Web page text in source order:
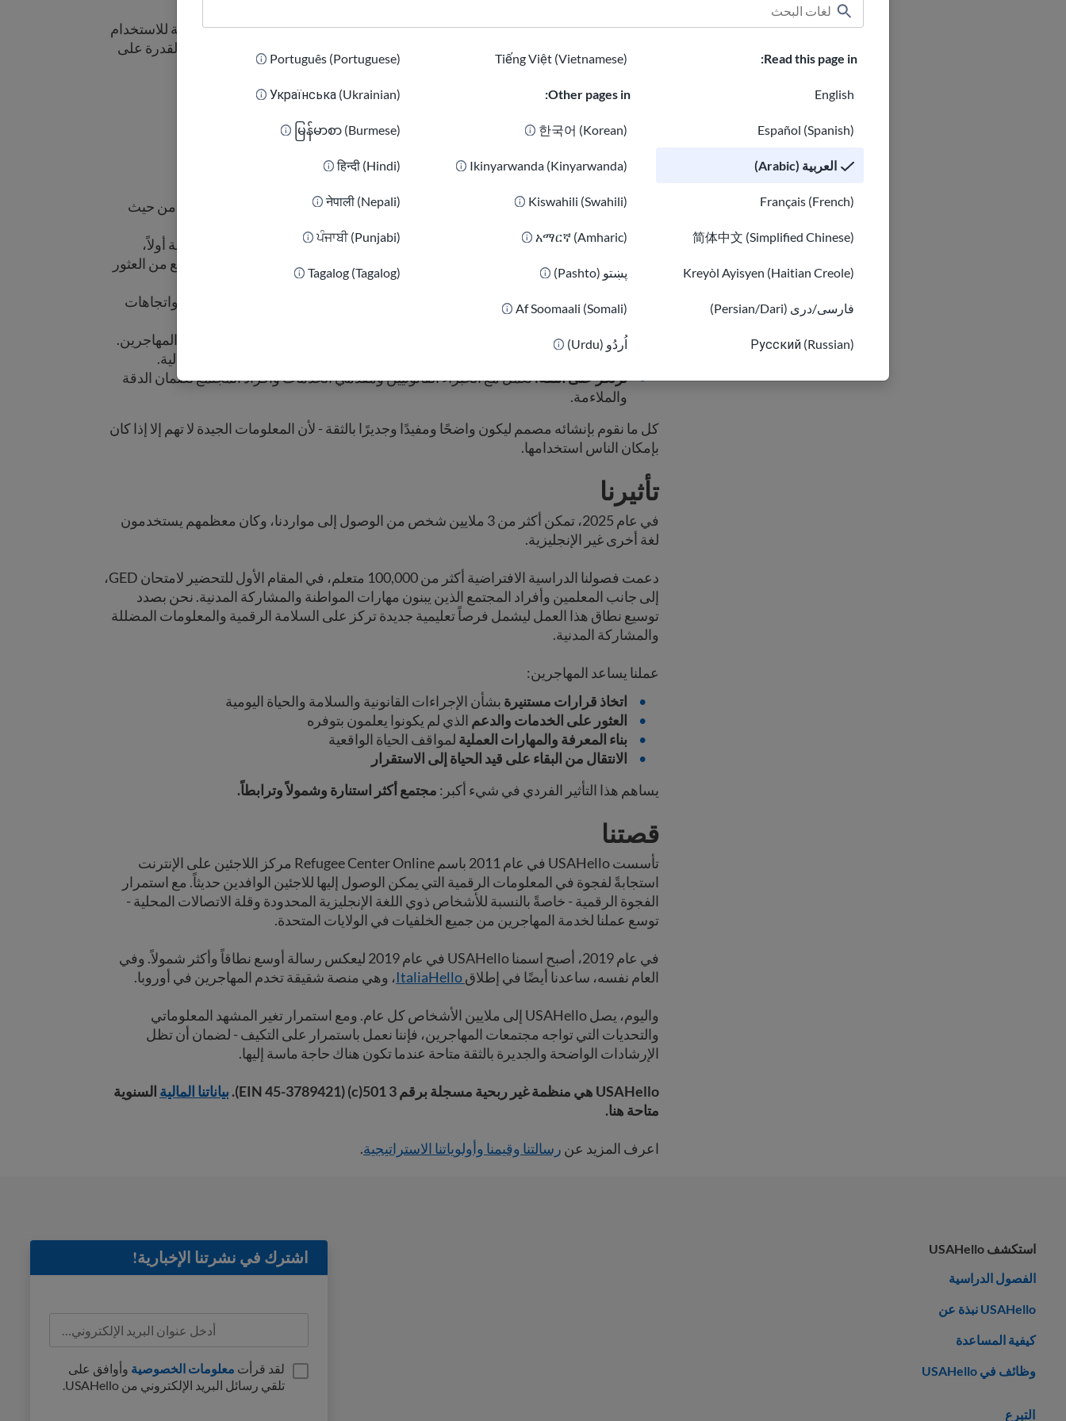
Read this page in:
English
Español (Spanish)
العربية (Arabic)
Français (French)
简体中文 (Simplified Chinese)
Kreyòl Ayisyen (Haitian Creole)
فارسی/دری (Persian/Dari)
Русский (Russian)
Tiếng Việt (Vietnamese)
Other pages in:
한국어 (Korean)
Ikinyarwanda (Kinyarwanda)
Kiswahili (Swahili)
አማርኛ (Amharic)
پښتو (Pashto)
Af Soomaali (Somali)
اُردُو (Urdu)
Português (Portuguese)
Українська (Ukrainian)
မြန်မာစာ (Burmese)
हिन्दी (Hindi)
नेपाली (Nepali)
ਪੰਜਾਬੀ (Punjabi)
Tagalog (Tagalog)
وُجد USAHello لسد هذه الفجوة من خلال توفير معلومات ليست دقيقة فحسب، بل قابلة للاستخدام
في مواقف العالم الحقيقي. هدفنا هو مساعدة الناس على الشعور بمزيد من الاستعداد والقدرة على
التعامل مع ما سيأتي بعد ذلك.
كيف نعمل
نقوم ببناء وصيانة نظام رقمي يوفر معلومات واضحة وقابلة للتنفيذ لملايين الأشخاص.
يسترشد عملنا بهذه المبادئ الأساسية:
رقمي أولاً وقابل للتطوير:
نستخدم التكنولوجيا للوصول إلى الملايين بكفاءة وفعالية من حيث
مصممة لإتاحة الوصول:
نحن نصمم موارد متعددة اللغات، ومتاحة للهواتف المحمولة أولاً،
وموارد بلغة واضحة، ومُحسّنة للاكتشاف على الانترنت، مما يضمن أن يتمكن الجميع من العثور
على المعلومات الحيوية وفهمها.
في الوقت المناسب وسريع الاستجابة:
نتكيف بسرعة مع التغييرات في السياسات واتجاهات
المعلومات الخاطئة.
التركيز على المستخدم:
نصمم مع مراعاة التجارب والأولويات الحقيقية لمجتمعات المهاجرين.
نركز على المعلومات التي تدعم القرارات والخطوات التالية.
ترتكز على الثقة:نعمل مع الخبراء القانونيين ومقدمي الخدمات وأفراد المجتمع لضمان الدقة
والملاءمة.
كل ما نقوم بإنشائه مصمم ليكون واضحًا ومفيدًا وجديرًا بالثقة - لأن المعلومات الجيدة لا تهم إلا إذا كان
بإمكان الناس استخدامها.
تأثيرنا
في عام 2025، تمكن أكثر من 3 ملايين شخص من الوصول إلى مواردنا، وكان معظمهم يستخدمون
لغة أخرى غير الإنجليزية.
دعمت فصولنا الدراسية الافتراضية أكثر من 100,000 متعلم، في المقام الأول للتحضير لامتحان GED،
إلى جانب المعلمين وأفراد المجتمع الذين يبنون مهارات المواطنة والمشاركة المدنية. نحن بصدد
توسيع نطاق هذا العمل ليشمل فرصاً تعليمية جديدة تركز على السلامة الرقمية والمعلومات المضللة
والمشاركة المدنية.
عملنا يساعد المهاجرين:
اتخاذ قرارات مستنيرة بشأن الإجراءات القانونية والسلامة والحياة اليومية
العثور على الخدمات والدعم الذي لم يكونوا يعلمون بتوفره
بناء المعرفة والمهارات العملية لمواقف الحياة الواقعية
الانتقال من البقاء على قيد الحياة إلى الاستقرار
يساهم هذا التأثير الفردي في شيء أكبر: مجتمع أكثر استنارة وشمولاً وترابطاً.
قصتنا
تأسست USAHello في عام 2011 باسم Refugee Center Online مركز اللاجئين على الإنترنت
استجابةً لفجوة في المعلومات الرقمية التي يمكن الوصول إليها للاجئين الوافدين حديثاً. مع استمرار
الفجوة الرقمية - خاصةً بالنسبة للأشخاص ذوي اللغة الإنجليزية المحدودة وقلة الاتصالات المحلية -
توسع عملنا لخدمة المهاجرين من جميع الخلفيات في الولايات المتحدة.
في عام 2019، أصبح اسمنا USAHello في عام 2019 ليعكس رسالة أوسع نطاقاً وأكثر شمولاً. وفي
العام نفسه، ساعدنا أيضًا في إطلاق
، وهي منصة شقيقة تخدم المهاجرين في أوروبا.
واليوم، يصل USAHello إلى ملايين الأشخاص كل عام. ومع استمرار تغير المشهد المعلوماتي
والتحديات التي تواجه مجتمعات المهاجرين، فإننا نعمل باستمرار على التكيف - لضمان أن تظل
الإرشادات الواضحة والجديرة بالثقة متاحة عندما تكون هناك حاجة ماسة إليها.
USAHello هي منظمة غير ربحية مسجلة برقم 3 501(c) (EIN 45-3789421). بياناتنا المالية السنوية
متاحة هنا.
اعرف المزيد عن رسالتنا وقيمنا وأولوياتنا الاستراتيجية.
استكشف USAHello
الفصول الدراسية
USAHello نبذة عن
كيفية المساعدة
وظائف في USAHello
التبرع
اشترك في نشرتنا الإخبارية!
لقد قرأت معلومات الخصوصية وأوافق على
تلقي رسائل البريد الإلكتروني من USAHello.